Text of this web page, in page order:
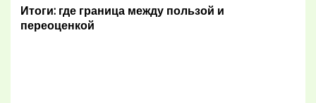
Итоги: где граница между пользой и
переоценкой